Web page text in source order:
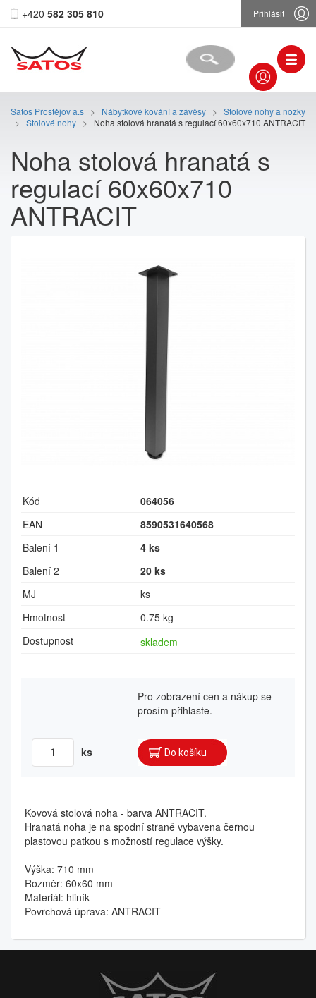
+420 582 305 810 Přihlásit
Satos Prostějov a.s > Nábytkové kování a závěsy >
Stolové nohy a nožky
>
Stolové nohy > Noha stolová hranatá s regulací 60x60x710 ANTRACIT
Noha stolová hranatá s
regulací 60x60x710
ANTRACIT
Kód
064056
EAN
8590531640568
Balení 1
4 ks
Balení 2
20 ks
MJ
ks
Hmotnost
0.75 kg
Dostupnost
skladem
Pro zobrazení cen a nákup se
prosím přihlaste.
ks
Kovová stolová noha - barva ANTRACIT.
Hranatá noha je na spodní straně vybavena černou
plastovou patkou s možností regulace výšky.
Výška: 710 mm
Rozměr: 60x60 mm
Materiál: hliník
Povrchová úprava: ANTRACIT